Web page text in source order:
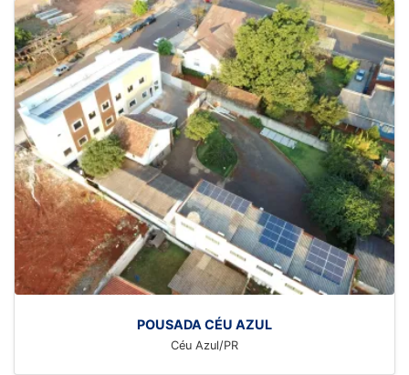
POUSADA CÉU AZUL
Céu Azul/PR